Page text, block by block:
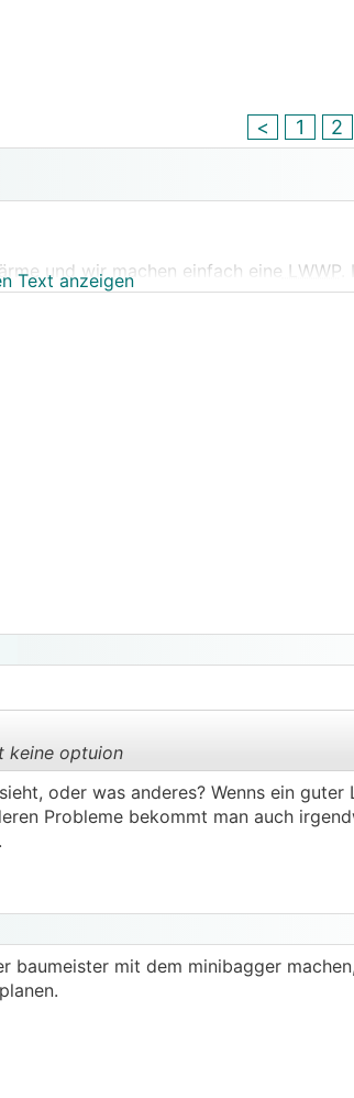
< 1 2
und wir machen einfach eine LWWP.
Leider sieht es nach durchlesen des
Text anzeigen
keine optuion
oder was anderes? Wenns ein guter
Probleme bekommt man auch
baumeister mit dem minibagger